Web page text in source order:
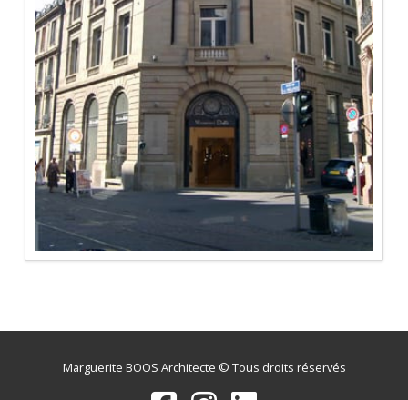
Marguerite BOOS Architecte © Tous droits réservés